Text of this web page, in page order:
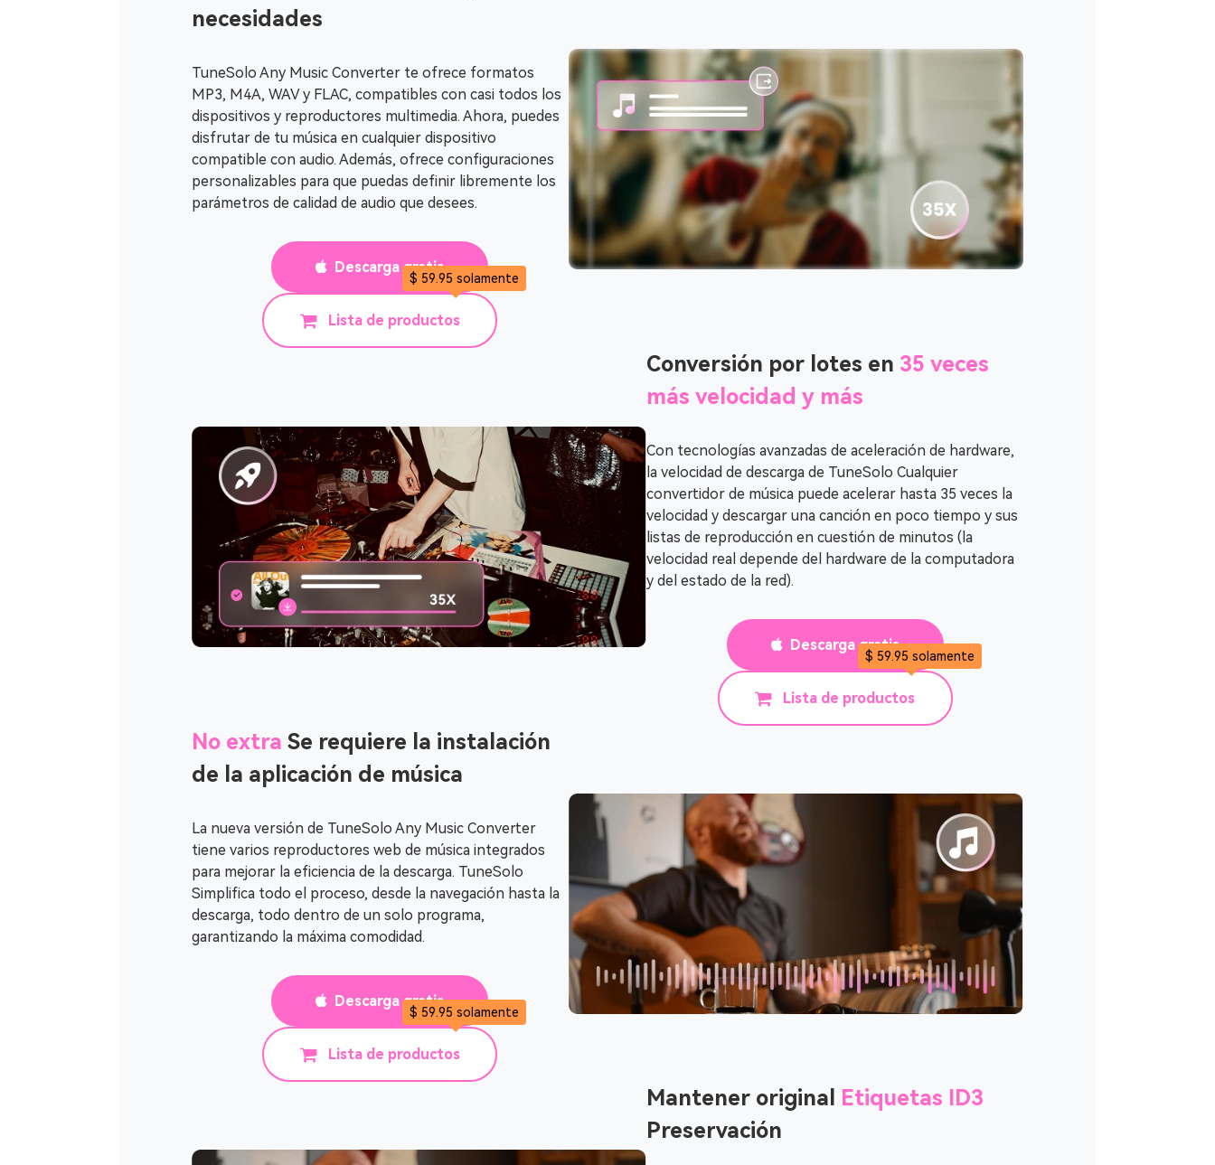
necesidades
TuneSolo Any Music Converter te ofrece formatos
MP3, M4A, WAV y FLAC, compatibles con casi todos los
dispositivos y reproductores multimedia. Ahora, puedes
disfrutar de tu música en cualquier dispositivo
compatible con audio. Además, ofrece configuraciones
personalizables para que puedas definir libremente los
parámetros de calidad de audio que desees.
Descarga gratis
Lista de productos
$ 59.95 solamente
Conversión por lotes en 35 veces
más velocidad y más
Con tecnologías avanzadas de aceleración de hardware,
la velocidad de descarga de TuneSolo Cualquier
convertidor de música puede acelerar hasta 35 veces la
velocidad y descargar una canción en poco tiempo y sus
listas de reproducción en cuestión de minutos (la
velocidad real depende del hardware de la computadora
y del estado de la red).
Descarga gratis
Lista de productos
$ 59.95 solamente
No extra Se requiere la instalación
de la aplicación de música
La nueva versión de TuneSolo Any Music Converter
tiene varios reproductores web de música integrados
para mejorar la eficiencia de la descarga. TuneSolo
Simplifica todo el proceso, desde la navegación hasta la
descarga, todo dentro de un solo programa,
garantizando la máxima comodidad.
Descarga gratis
Lista de productos
$ 59.95 solamente
Mantener original
Etiquetas ID3
Preservación